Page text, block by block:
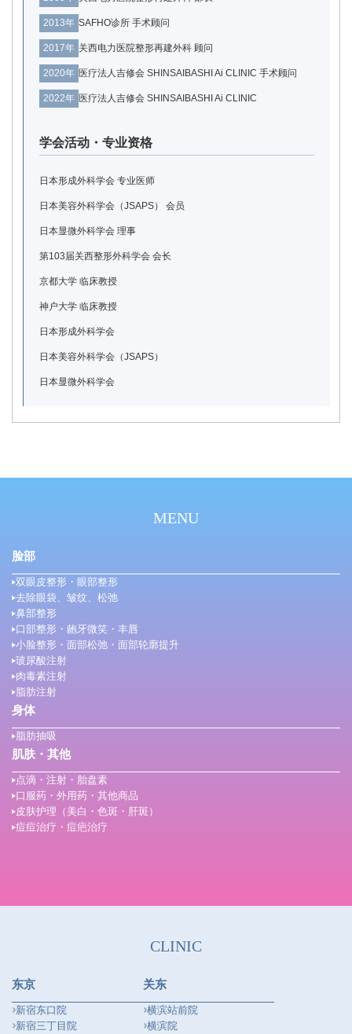
2013年 SAFHO诊所 手术顾问
2017年 关西电力医院整形再建外科 顾问
2020年 医疗法人吉修会 SHINSAIBASHI Ai CLINIC 手术顾问
2022年 医疗法人吉修会 SHINSAIBASHI Ai CLINIC
学会活动・专业资格
日本形成外科学会 专业医师
日本美容外科学会（JSAPS） 会员
日本显微外科学会 理事
第103届关西整形外科学会 会长
京都大学 临床教授
神户大学 临床教授
日本形成外科学会
日本美容外科学会（JSAPS）
日本显微外科学会
MENU
脸部
双眼皮整形・眼部整形
去除眼袋、皱纹、松弛
鼻部整形
口部整形・龅牙微笑・丰唇
小脸整形・面部松弛・面部轮廓提升
玻尿酸注射
肉毒素注射
脂肪注射
身体
脂肪抽吸
肌肤・其他
点滴・注射・胎盘素
口服药・外用药・其他商品
皮肤护理（美白・色斑・肝斑）
痘痘治疗・痘疤治疗
CLINIC
东京
新宿东口院
新宿三丁目院
关东
横滨站前院
横滨院